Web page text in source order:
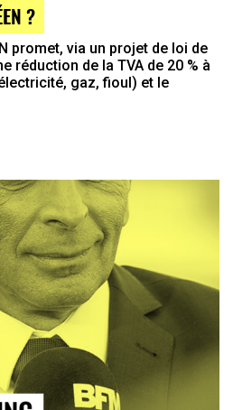
?
promet, via un projet de loi de
réduction de la TVA de 20 % à
gaz, fioul) et le